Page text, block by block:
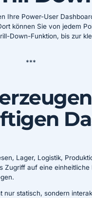
Ihre Power-User
können Sie von jedem
Down-Funktion, bis zur
***
Lager, Logistik,
Zugriff auf eine
statisch, sondern